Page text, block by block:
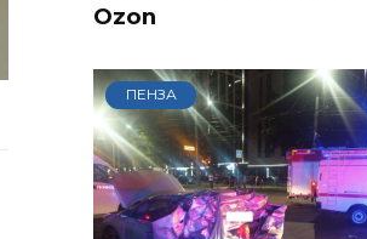
Ozon
ПЕНЗА